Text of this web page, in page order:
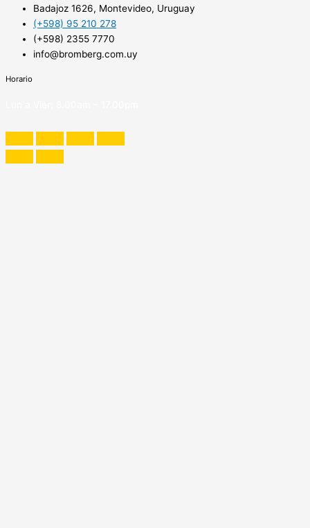
Badajoz 1626, Montevideo, Uruguay
(+598) 95 210 278
(+598) 2355 7770
info@bromberg.com.uy
Horario